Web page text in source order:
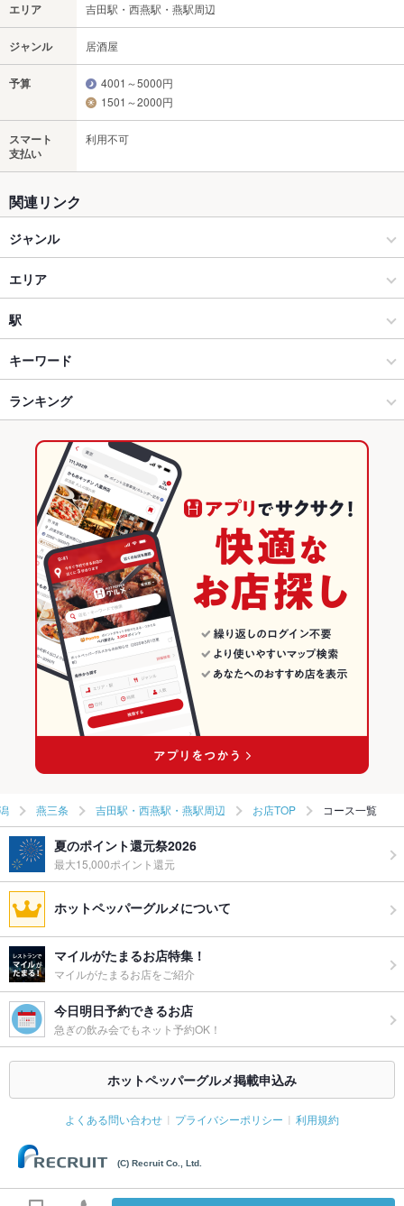
エリア 吉田駅・西燕駅・燕駅周辺
ジャンル 居酒屋
予算
4001～5000円
1501～2000円
スマート
支払い
利用不可
関連リンク
ジャンル
居酒屋
海鮮
燕三条 × 居酒屋
燕三条 × 海鮮
南吉田駅 × 居酒屋
南吉田駅 × 海鮮
エリア
吉田駅・西燕駅・燕駅周辺
吉田駅・西燕駅・燕駅周辺 × 居酒屋
吉田駅・西燕駅・燕駅周辺 × 海鮮
新潟 × 居酒屋
新潟 × 海鮮
駅
南吉田駅
キーワード
からあげ もつ鍋
ランキング
新潟のグルメランキング
新潟の居酒屋ランキング
新潟の海鮮ランキング
燕三条のグルメランキング
燕三条の居酒屋ランキング
燕三条の海鮮ランキング
吉田駅・西燕駅・燕駅周辺のグルメランキング
燕三条 吉田駅・西燕駅・燕駅周辺 お店TOP コース一覧
夏のポイント還元祭2026
最大15,000ポイント還元
ホットペッパーグルメについて
マイルがたまるお店特集！
マイルがたまるお店をご紹介
今日明日予約できるお店
急ぎの飲み会でもネット予約OK！
ホットペッパーグルメ掲載申込み
よくある問い合わせ プライバシーポリシー 利用規約
(C) Recruit Co., Ltd.